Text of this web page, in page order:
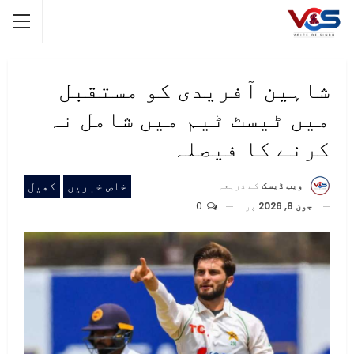
شاہین آفریدی کو مستقبل
میں ٹیسٹ ٹیم میں شامل نہ
کرنے کا فیصلہ
خاص خبریں کھیل ویب ڈیسک کے ذریعہ
جون 8, 2026
پر